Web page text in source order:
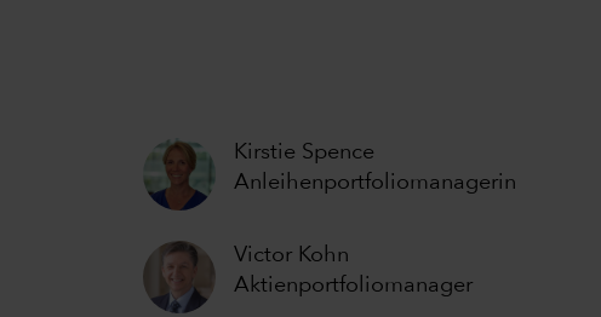
Kirstie Spence
Anleihenportfoliomanagerin
Victor Kohn
Aktienportfoliomanager